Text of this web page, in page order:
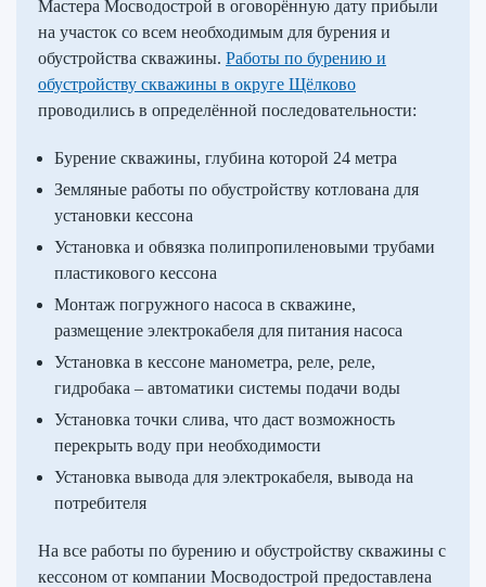
Мастера Мосводострой в оговорённую дату прибыли
на участок со всем необходимым для бурения и
обустройства скважины. Работы по бурению и
обустройству скважины в округе Щёлково
проводились в определённой последовательности:
Бурение скважины, глубина которой 24 метра
Земляные работы по обустройству котлована для
установки кессона
Установка и обвязка полипропиленовыми трубами
пластикового кессона
Монтаж погружного насоса в скважине,
размещение электрокабеля для питания насоса
Установка в кессоне манометра, реле, реле,
гидробака – автоматики системы подачи воды
Установка точки слива, что даст возможность
перекрыть воду при необходимости
Установка вывода для электрокабеля, вывода на
потребителя
На все работы по бурению и обустройству скважины с
кессоном от компании Мосводострой предоставлена